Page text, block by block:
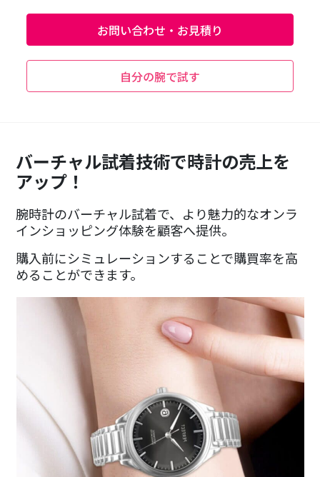
お問い合わせ・お見積り
自分の腕で試す
バーチャル試着技術で時計の売上を
アップ！
腕時計のバーチャル試着で、より魅力的なオンラ
インショッピング体験を顧客へ提供。
購入前にシミュレーションすることで購買率を高
めることができます。